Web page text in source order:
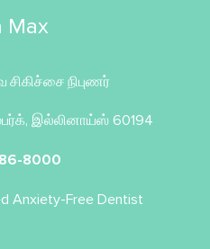
Max
நிபுணர்
இல்லினாய்ஸ் 60194
8000
Anxiety-Free Dentist